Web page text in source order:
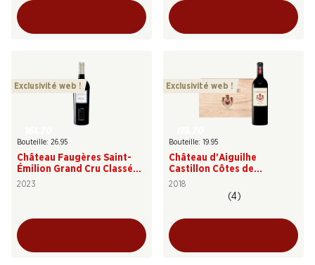
Exclusivité web !
Bouteille: 26.95
Château Faugères Saint-
Émilion Grand Cru Classé
AOC
2023
Exclusivité web !
Bouteille: 19.95
Château d'Aiguilhe
Castillon Côtes de
Bordeaux AOC
2018
(4)